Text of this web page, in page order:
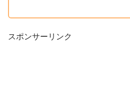
スポンサーリンク